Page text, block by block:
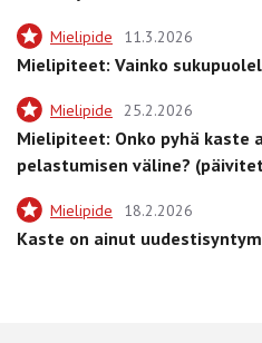
Mielipide 11.3.2026
Mielipiteet: Vainko
Mielipide 25.2.2026
Mielipiteet: Onko pyhä kaste
pelastumisen väline?
Mielipide 18.2.2026
Kaste on ainut